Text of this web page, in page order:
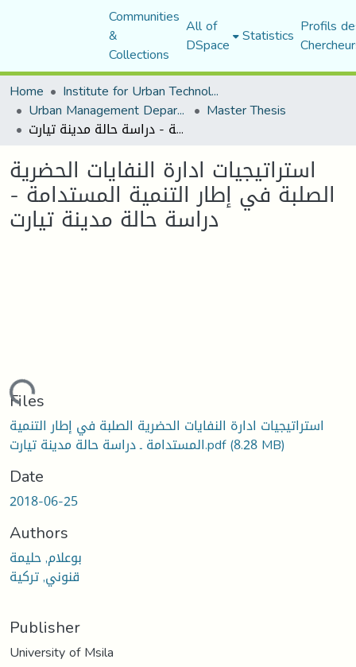
Communities
&
Collections
All of
DSpace Statistics Profils
Home
Institute for Urban Technology Management
Urban Management Department Master Thesis
استراتيجيات ادارة النفايات الحضرية الصلبة في إطار التنمية المستدامة - دراسة حالة مدينة تيارت
استراتيجيات ادارة النفايات الحضرية
الصلبة في إطار التنمية المستدامة -
دراسة حالة مدينة تيارت
Files
استراتيجيات ادارة النفايات الحضرية الصلبة في إطار التنمية
المستدامة ـ دراسة حالة مدينة تيارت.pdf(8.28 MB)
Date
2018-06-25
Authors
بوعلام, حليمة
قنوني, تركية
Publisher
University of Msila